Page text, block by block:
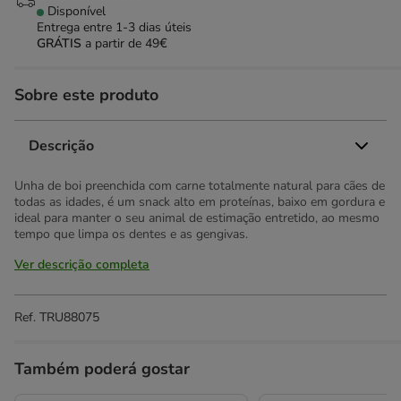
Disponível
Entrega entre 1-3 dias úteis
GRÁTIS a partir de 49€
Sobre este produto
Descrição
Unha de boi preenchida com carne totalmente natural para cães de
todas as idades, é um snack alto em proteínas, baixo em gordura e
ideal para manter o seu animal de estimação entretido, ao mesmo
tempo que limpa os dentes e as gengivas.
Ver descrição completa
Ref. TRU88075
Também poderá gostar